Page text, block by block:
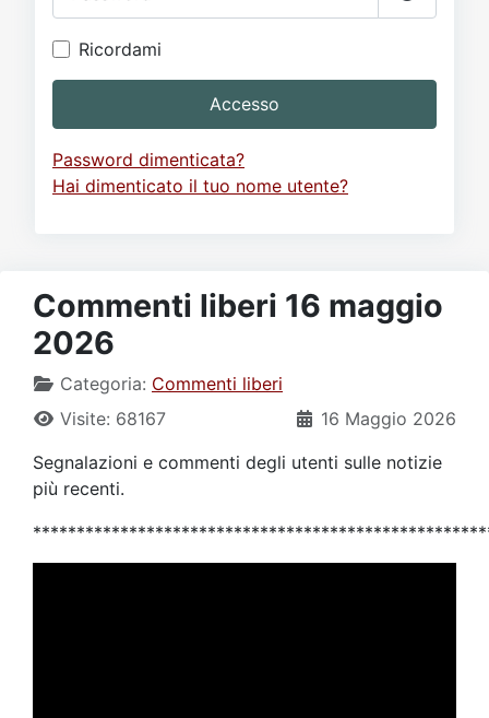
Mostra
Ricordami
Accesso
Password dimenticata?
Hai dimenticato il tuo nome utente?
Commenti liberi 16 maggio
2026
Categoria: Commenti liberi
16 Maggio 2026
Visite: 68167
Segnalazioni e commenti degli utenti sulle notizie
più recenti.